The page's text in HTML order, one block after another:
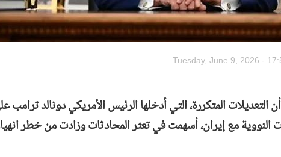
Tuesday, June 9, 2026 -
المتكررة، التي أدخلها الرئيس الأمريكي دونالد ترامب
النووية مع إيران، أسهمت في تعثر المحادثات وزادت من خطر